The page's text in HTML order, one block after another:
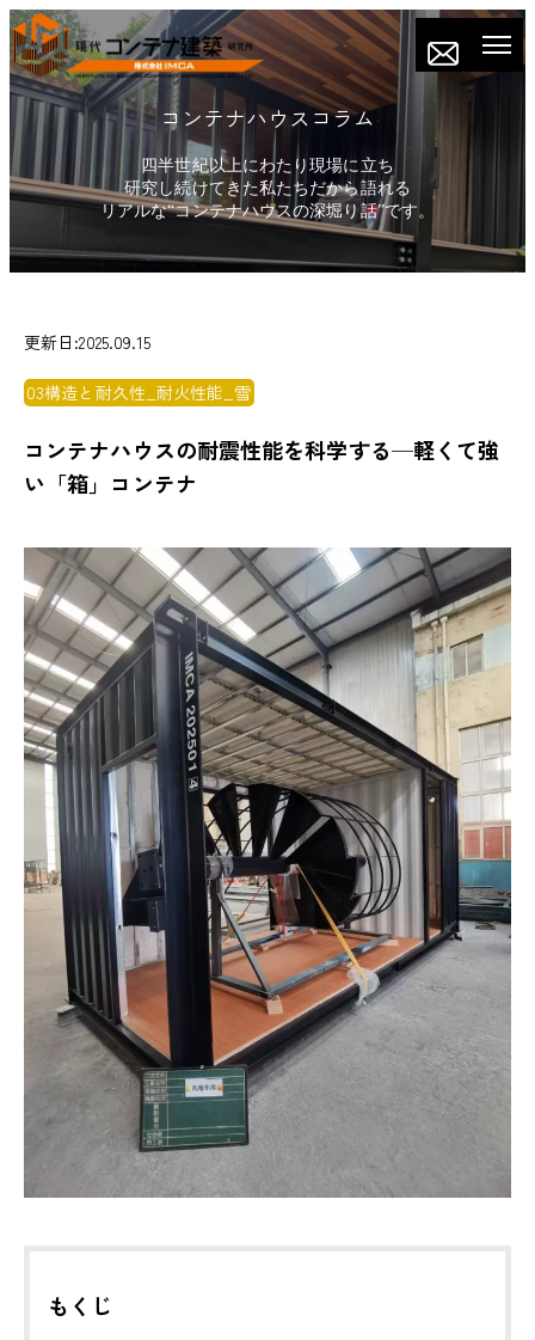
コンテナハウスコラム
四半世紀以上にわたり現場に立ち
研究し続けてきた私たちだから語れる
リアルな“コンテナハウスの深堀り話”です。
更新日:2025.09.15
03構造と耐久性_耐火性能_雪
コンテナハウスの耐震性能を科学する─軽くて強
い「箱」コンテナ
もくじ